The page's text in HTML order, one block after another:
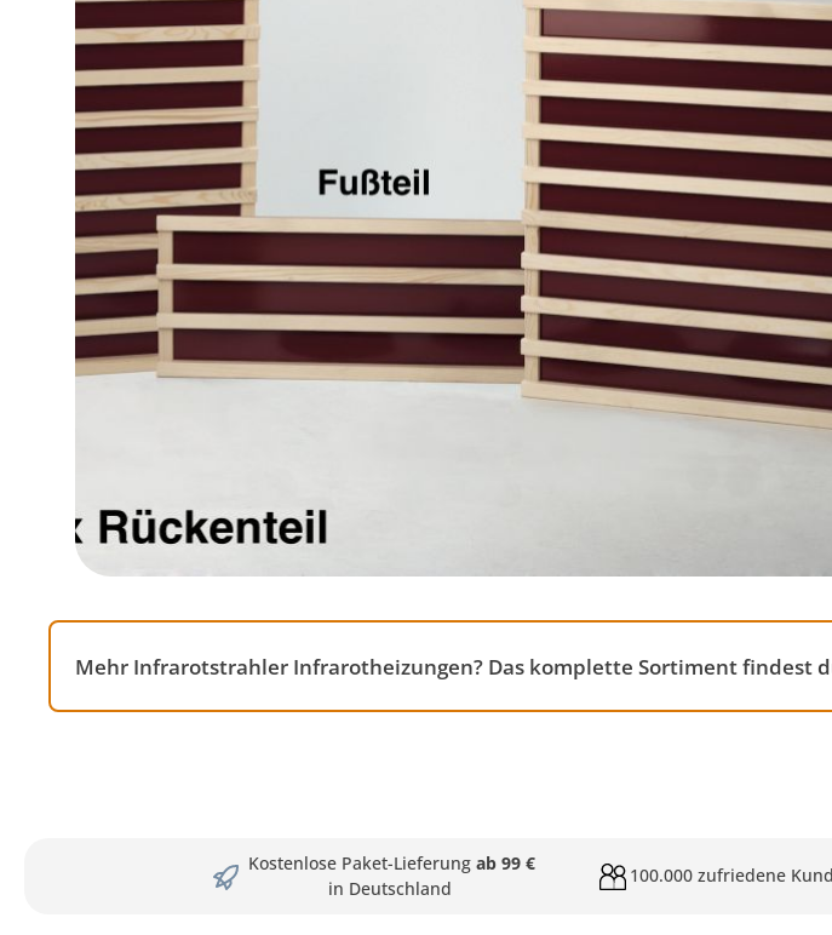
Mehr Infrarotstrahler Infrarotheizungen? Das komplette Sortiment findest
Kostenlose Paket-Lieferung ab 99 €
in Deutschland
100.000 zufriedene